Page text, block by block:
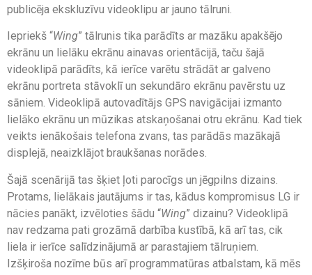
publicēja ekskluzīvu videoklipu ar jauno tālruni.
Iepriekš “Wing” tālrunis tika parādīts ar mazāku apakšējo
ekrānu un lielāku ekrānu ainavas orientācijā, taču šajā
videoklipā parādīts, kā ierīce varētu strādāt ar galveno
ekrānu portreta stāvoklī un sekundāro ekrānu pavērstu uz
sāniem. Videoklipā autovadītājs GPS navigācijai izmanto
lielāko ekrānu un mūzikas atskaņošanai otru ekrānu. Kad tiek
veikts ienākošais telefona zvans, tas parādās mazākajā
displejā, neaizklājot braukšanas norādes.
Šajā scenārijā tas šķiet ļoti parocīgs un jēgpilns dizains.
Protams, lielākais jautājums ir tas, kādus kompromisus LG ir
nācies panākt, izvēloties šādu “Wing” dizainu? Videoklipā
nav redzama pati grozāmā darbība kustībā, kā arī tas, cik
liela ir ierīce salīdzinājumā ar parastajiem tālruņiem.
Izšķiroša nozīme būs arī programmatūras atbalstam, kā mēs